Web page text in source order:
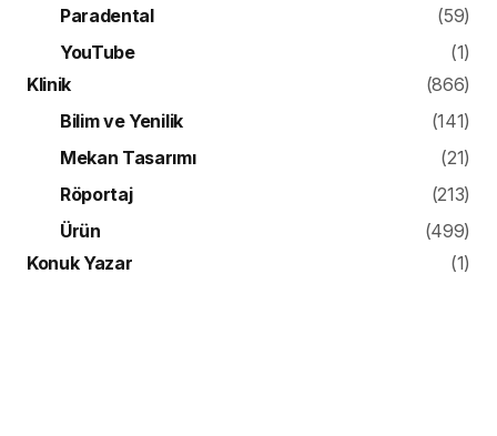
Paradental
(59)
YouTube
(1)
Klinik
(866)
Bilim ve Yenilik
(141)
Mekan Tasarımı
(21)
Röportaj
(213)
Ürün
(499)
Konuk Yazar
(1)